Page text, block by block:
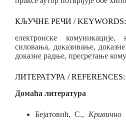
КЉУЧНЕ РЕЧИ / KEYWORDS:
електронске комуникације,
силовања, доказивање,
доказне радње, пресретање
ЛИТЕРАТУРА / REFERENCES:
Домаћа литература
Бејатовић, С., Кривично